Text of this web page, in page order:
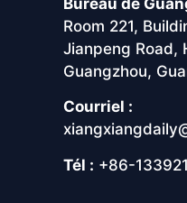
Room 221,
Jianpeng Road,
Guangzhou,
Courriel :
Tél : +86-